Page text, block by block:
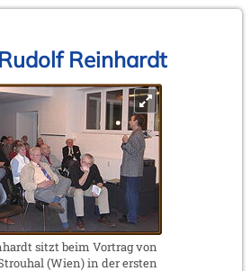
Reinhardt
sitzt beim Vortrag von
(Wien) in der ersten